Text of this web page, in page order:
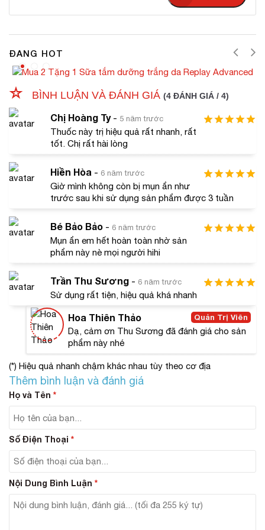
#Công dụng
Hãy điểm qua những hiệu quả vượt trội mà
viên uống
trị mụn Sakura Acne Pill
đem lại cho làn da bạn như
thế nào nhé:
đầu đen).
Kháng khuẩn, kháng viêm, làm dịu da và làm lành
các triệu chứng tổn thương da do viêm da, mụn
Kiểm soát các tác nhân gây nên gốc tự do, từ đó
dẫn đến quá trình hình thành mụn.
Bảo vệ da và tiêu diệt các vi khuẩn gây hại khiến da
dễ bị mụn, đồng thời ngăn cản sự quay lại của các
vi khuẩn này.
#Hướng dẫn cách sử dụng
Dùng viên uống trị mụn Sakura Acne Pill sau bữa ăn.
Duy trì uống đều đặn 2 viên mỗi ngày đến khi đạt
được hiệu quả mong muốn.
#Đối tượng sử dụng
ĐANG HOT
BÌNH LUẬN VÀ ĐÁNH GIÁ (4 ĐÁNH GIÁ / 4)
Chị Hoàng Ty- 5 năm trước
Thuốc này trị hiệu quả rất nhanh, rất
tốt. Chị rất hài lòng
Hiền Hòa - 6 năm trước
Giờ mình không còn bị mụn ẩn như
trước sau khi sử dụng sản phẩm được 3 tuần
Bé Bảo Bảo - 6 năm trước
Mụn ẩn em hết hoàn toàn nhờ sản
phẩm này nè mọi người hihi
Trần Thu Sương - 6 năm trước
Sử dụng rất tiện, hiệu quả khá nhanh
Quản Trị Viên
Hoa Thiên Thảo
Dạ, cảm ơn Thu Sương đã đánh giá cho sản
phẩm này nhé
(*) Hiệu quả nhanh chậm khác nhau tùy theo cơ địa
Thêm bình luận và đánh giá
Họ và Tên *
Số Điện Thoại *
Nội Dung Bình Luận *